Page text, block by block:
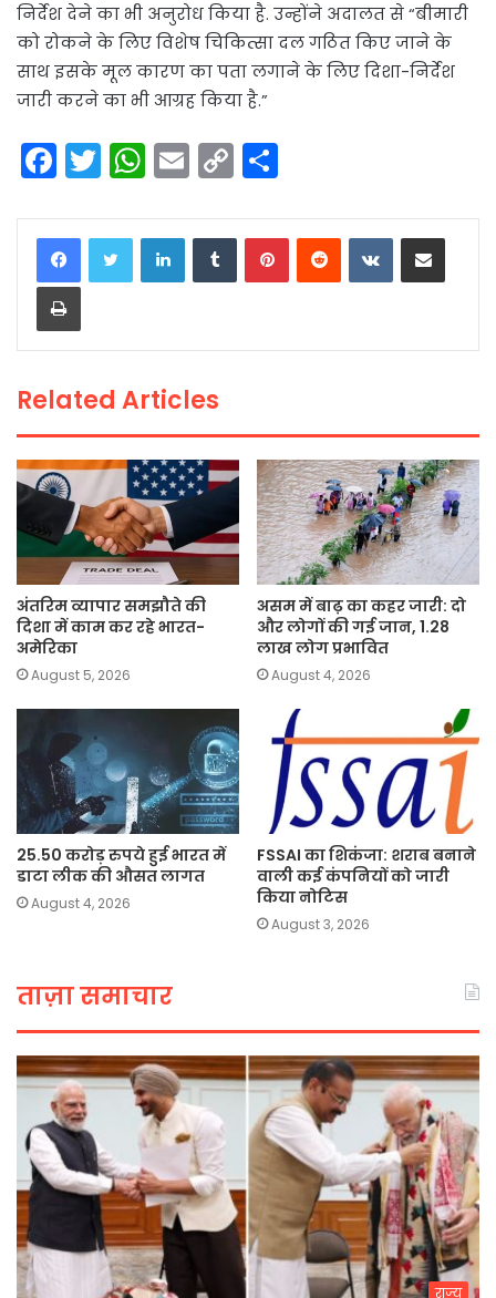
निर्देश देने का भी अनुरोध किया है. उन्होंने अदालत से “बीमारी
को रोकने के लिए विशेष चिकित्सा दल गठित किए जाने के
साथ इसके मूल कारण का पता लगाने के लिए दिशा-निर्देश
जारी करने का भी आग्रह किया है.”
F
a
c
e
b
o
k
T
w
itt
er
W
h
a
ts
p
E
m
ai
C
o
p
n
ar
LinkedInTumblrPinterestReddit VKontakteShare via Email
Print
Related Articles
अंतरिम व्यापार समझौते की
दिशा में काम कर रहे भारत-
अमेरिका
August 5, 2026
असम में बाढ़ का कहर जारी: दो
और लोगों की गई जान, 1.28
लाख लोग प्रभावित
August 4, 2026
25.50 करोड़ रुपये हुई भारत में
डाटा लीक की औसत लागत
August 4, 2026
FSSAI का शिकंजा: शराब बनाने
वाली कई कंपनियों को जारी
किया नोटिस
August 3, 2026
ताज़ा समाचार
राज्य